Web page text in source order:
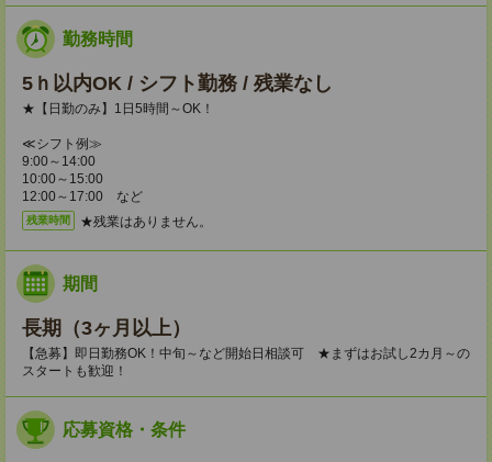
勤務時間
5ｈ以内OK / シフト勤務 / 残業なし
★【日勤のみ】1日5時間～OK！
≪シフト例≫
9:00～14:00
10:00～15:00
12:00～17:00 など
残業時間 ★残業はありません。
期間
長期（3ヶ月以上）
【急募】即日勤務OK！中旬～など開始日相談可 ★まずはお試し2カ月～の
スタートも歓迎！
応募資格・条件